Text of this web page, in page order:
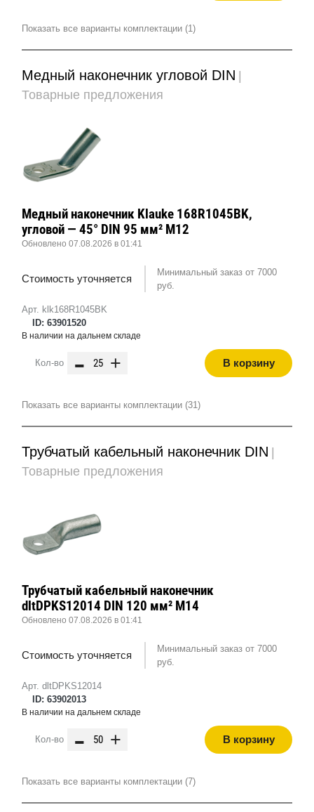
Показать все варианты комплектации (1)
Медный наконечник угловой DIN
Товарные предложения
Арт. klk168R1045BK
ID: 63901520
Медный наконечник Klauke 168R1045BK,
угловой — 45° DIN 95 мм² М12
Обновлено 07.08.2026 в 01:41
Стоимость уточняется
Минимальный заказ от 7000
руб.
В наличии на дальнем складе
Кол-во - + В корзину
Показать все варианты комплектации (31)
Трубчатый кабельный наконечник DIN
Товарные предложения
Арт. dltDPKS12014
ID: 63902013
Трубчатый кабельный наконечник
dltDPKS12014 DIN 120 мм² М14
Обновлено 07.08.2026 в 01:41
Стоимость уточняется
Минимальный заказ от 7000
руб.
В наличии на дальнем складе
Кол-во - + В корзину
Показать все варианты комплектации (7)